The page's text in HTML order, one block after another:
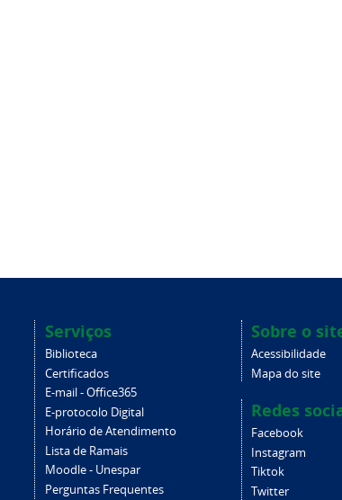
Serviços
Biblioteca
Certificados
E-mail - Office365
E-protocolo Digital
Horário de Atendimento
Lista de Ramais
Moodle - Unespar
Perguntas Frequentes
Sobre o
Acessibilidade
Mapa do site
Redes
Facebook
Instagram
Tiktok
Twitter